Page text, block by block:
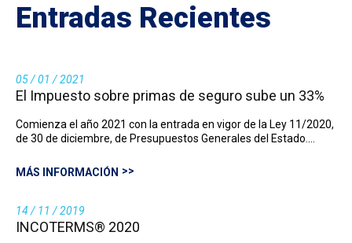
Entradas Recientes
05 / 01 / 2021
El Impuesto sobre primas de seguro sube un 33%
Comienza el año 2021 con la entrada en vigor de la Ley 11/2020,
de 30 de diciembre, de Presupuestos Generales del Estado.…
MÁS INFORMACIÓN
14 / 11 / 2019
INCOTERMS® 2020